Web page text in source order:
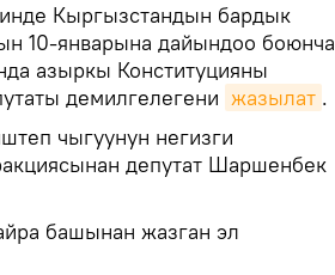
Кыргызстандын бардык
10-январына дайындоо боюнча
азыркы Конституцияны
демилгелегени жазылат .
чыгуунун негизги
депутат Шаршенбек
башынан жазган эл